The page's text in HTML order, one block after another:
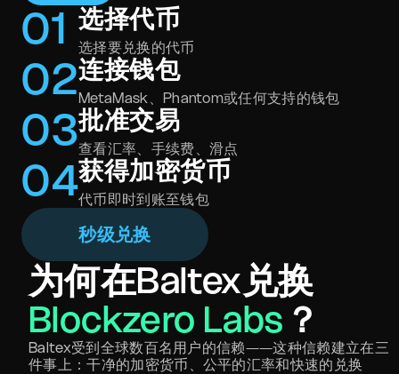
01 选择代币
选择要兑换的代币
02连接钱包
MetaMask、Phantom或任何支持的钱包
03批准交易
查看汇率、手续费、滑点
04获得加密货币
代币即时到账至钱包
秒级兑换
为何在Baltex兑换
Blockzero Labs ？
Baltex受到全球数百名用户的信赖——这种信赖建立在三
件事上：干净的加密货币、公平的汇率和快速的兑换